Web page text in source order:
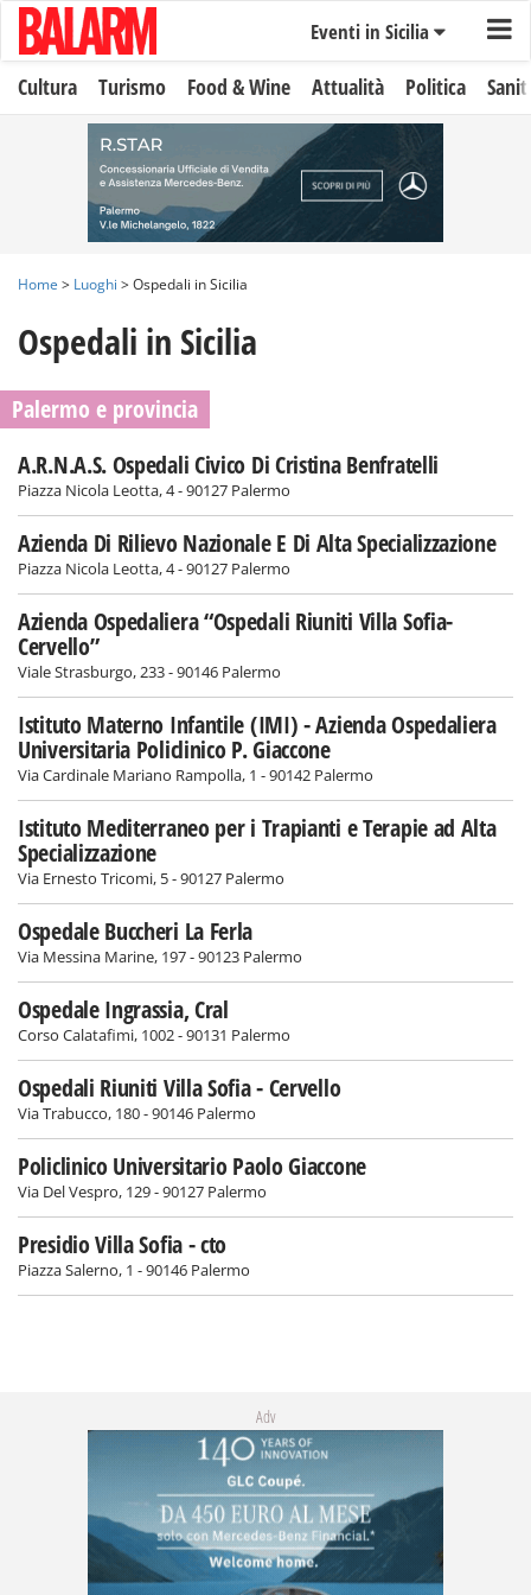
Eventi in Sicilia
Cultura Turismo Food & Wine Attualità Politica
Home > Luoghi > Ospedali in Sicilia
Ospedali in Sicilia
Palermo e provincia
A.R.N.A.S. Ospedali Civico Di Cristina Benfratelli
Piazza Nicola Leotta, 4 - 90127 Palermo
Azienda Di Rilievo Nazionale E Di Alta Specializzazione
Piazza Nicola Leotta, 4 - 90127 Palermo
Azienda Ospedaliera “Ospedali Riuniti Villa Sofia-
Cervello”
Viale Strasburgo, 233 - 90146 Palermo
Istituto Materno Infantile (IMI) - Azienda Ospedaliera
Universitaria Policlinico P. Giaccone
Via Cardinale Mariano Rampolla, 1 - 90142 Palermo
Istituto Mediterraneo per i Trapianti e Terapie ad Alta
Specializzazione
Via Ernesto Tricomi, 5 - 90127 Palermo
Ospedale Buccheri La Ferla
Via Messina Marine, 197 - 90123 Palermo
Ospedale Ingrassia, Cral
Corso Calatafimi, 1002 - 90131 Palermo
Ospedali Riuniti Villa Sofia - Cervello
Via Trabucco, 180 - 90146 Palermo
Policlinico Universitario Paolo Giaccone
Via Del Vespro, 129 - 90127 Palermo
Presidio Villa Sofia - cto
Piazza Salerno, 1 - 90146 Palermo
Adv